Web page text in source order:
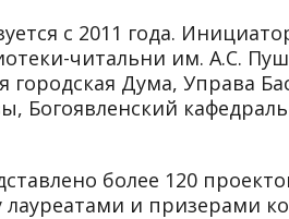
с 2011 года.
читальни им. А.С.
Дума, Управа
Богоявленский
более 120
и призерами